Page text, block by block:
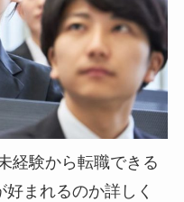
経験から転職できる
まれるのか詳しく